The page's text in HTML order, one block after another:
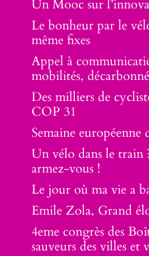
Un Mooc sur
Le bonheur par le
même fixes
Appel à
mobilités,
Des milliers de
COP 31
Semaine
Un vélo dans le train
armez-vous !
Le jour où ma vie a
Emile Zola, Grand
4eme congrès des
sauveurs des villes et